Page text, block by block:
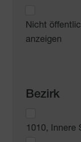
Nicht
anzeigen
Bezirk
1010, Innere